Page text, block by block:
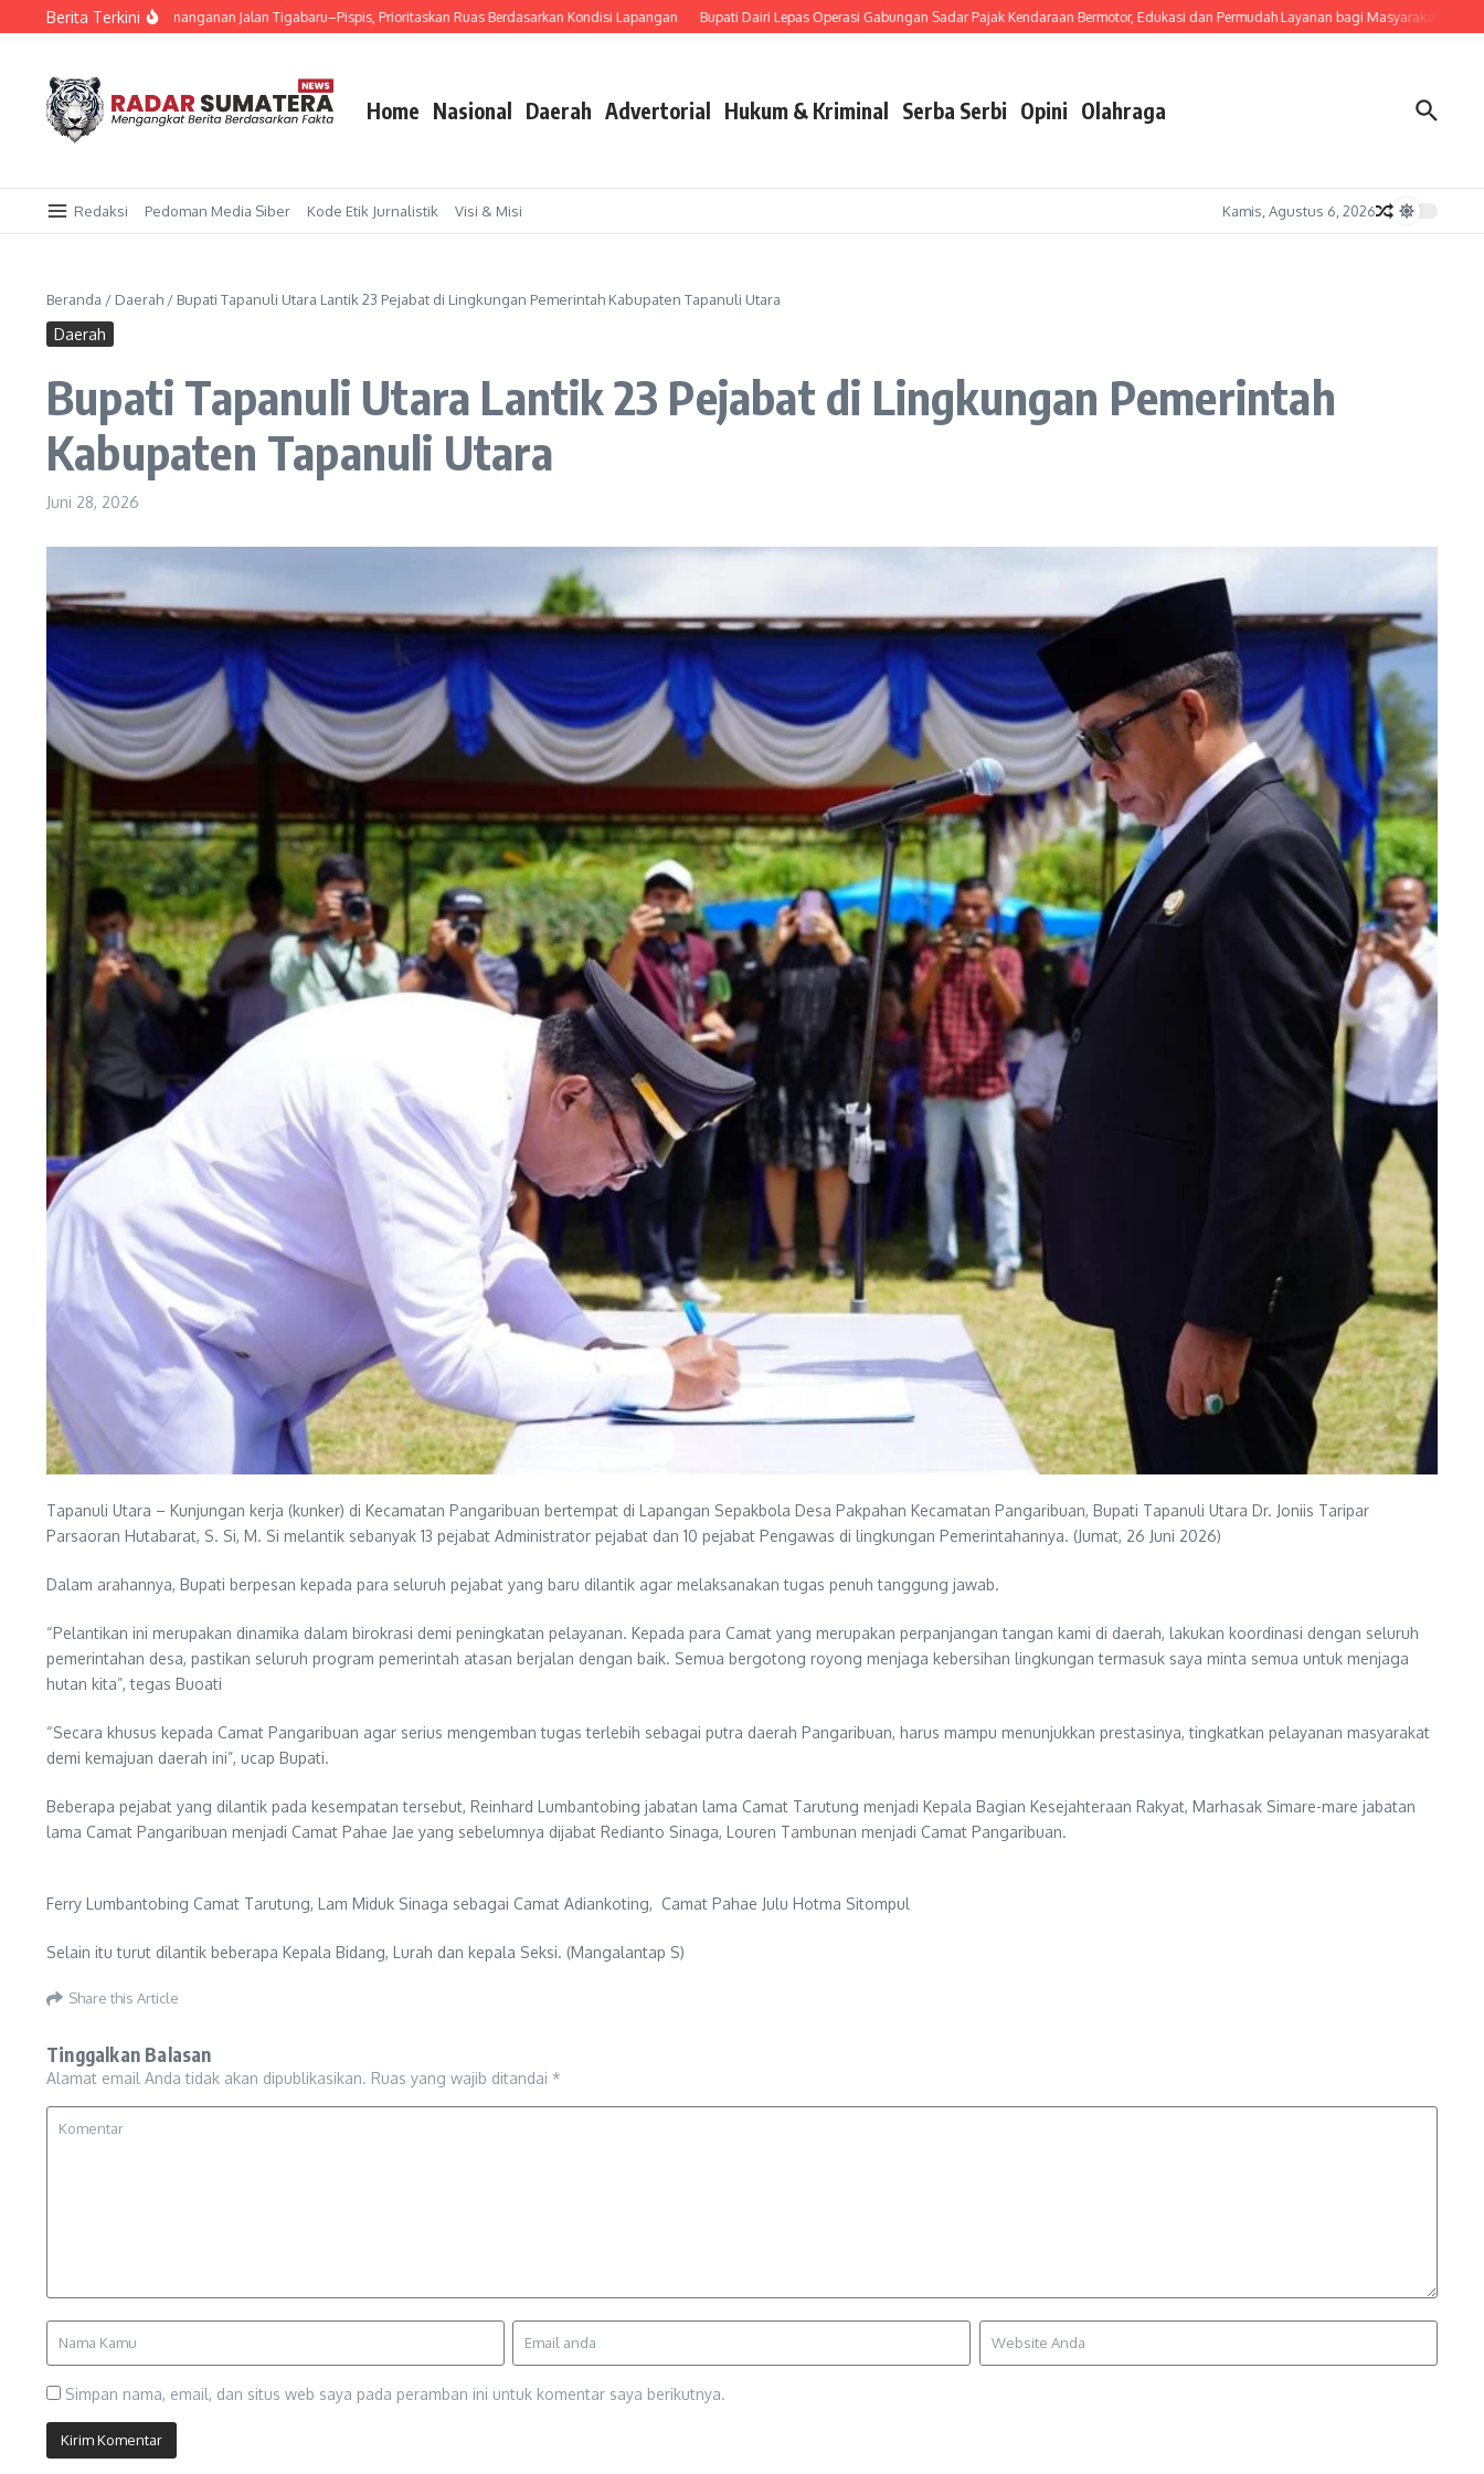
Lewati ke konten
Berita Terkini
Dairi Lanjutkan Penanganan Jalan Tigabaru–Pispis, Prioritaskan Ruas Berdasarkan Kondisi Lapangan Bupati Dairi Lepas Operasi Gabungan Sadar Pajak Kendaraan Bermotor, Edukasi dan Permudah Layanan bagi Masyarakat Bupati
Home Nasional Daerah Advertorial Hukum & Kriminal Serba Serbi Opini Olahraga
Redaksi Pedoman Media Siber Kode Etik Jurnalistik Visi & Misi Kamis, Agustus 6, 2026
Beranda / Daerah / Bupati Tapanuli Utara Lantik 23 Pejabat di Lingkungan Pemerintah Kabupaten Tapanuli Utara
Daerah
Bupati Tapanuli Utara Lantik 23 Pejabat di Lingkungan Pemerintah
Kabupaten Tapanuli Utara
Juni 28, 2026
Tapanuli Utara – Kunjungan kerja (kunker) di Kecamatan Pangaribuan bertempat di Lapangan Sepakbola Desa Pakpahan Kecamatan Pangaribuan, Bupati Tapanuli Utara Dr. Joniis Taripar
Parsaoran Hutabarat, S. Si, M. Si melantik sebanyak 13 pejabat Administrator pejabat dan 10 pejabat Pengawas di lingkungan Pemerintahannya. (Jumat, 26 Juni 2026)
Dalam arahannya, Bupati berpesan kepada para seluruh pejabat yang baru dilantik agar melaksanakan tugas penuh tanggung jawab.
“Pelantikan ini merupakan dinamika dalam birokrasi demi peningkatan pelayanan. Kepada para Camat yang merupakan perpanjangan tangan kami di daerah, lakukan koordinasi dengan seluruh
pemerintahan desa, pastikan seluruh program pemerintah atasan berjalan dengan baik. Semua bergotong royong menjaga kebersihan lingkungan termasuk saya minta semua untuk menjaga
hutan kita”, tegas Buoati
“Secara khusus kepada Camat Pangaribuan agar serius mengemban tugas terlebih sebagai putra daerah Pangaribuan, harus mampu menunjukkan prestasinya, tingkatkan pelayanan masyarakat
demi kemajuan daerah ini”, ucap Bupati.
Beberapa pejabat yang dilantik pada kesempatan tersebut, Reinhard Lumbantobing jabatan lama Camat Tarutung menjadi Kepala Bagian Kesejahteraan Rakyat, Marhasak Simare-mare jabatan
lama Camat Pangaribuan menjadi Camat Pahae Jae yang sebelumnya dijabat Redianto Sinaga, Louren Tambunan menjadi Camat Pangaribuan.
Ferry Lumbantobing Camat Tarutung, Lam Miduk Sinaga sebagai Camat Adiankoting, Camat Pahae Julu Hotma Sitompul
Selain itu turut dilantik beberapa Kepala Bidang, Lurah dan kepala Seksi. (Mangalantap S)
Share this Article
Tinggalkan Balasan
Alamat email Anda tidak akan dipublikasikan. Ruas yang wajib ditandai *
Simpan nama, email, dan situs web saya pada peramban ini untuk komentar saya berikutnya.